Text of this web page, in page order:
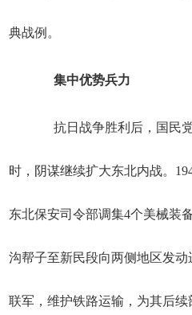
典战例。
集中优势兵力
抗日战争胜利后，国民
时，阴谋继续扩大东北内战。
东北保安司令部调集4个美械装
沟帮子至新民段向两侧地区发
联军，维护铁路运输，为其后